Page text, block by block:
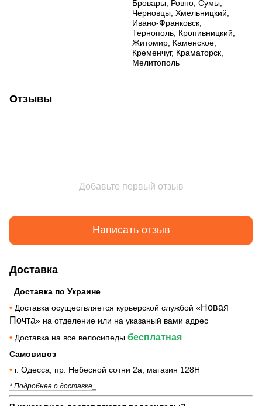
Бровары, Ровно, Сумы,
Черновцы, Хмельницкий,
Ивано-Франковск,
Тернополь, Кропивницкий,
Житомир, Каменское,
Кременчуг, Краматорск,
Мелитополь
Отзывы
Добавьте первый отзыв
Написать отзыв
Доставка
Доставка по Украине
• Доставка осуществляется курьерской службой «Новая
Почта» на отделение или на указаный вами адрес
• Доставка на все велосипеды бесплатная
Самовивоз
• г. Одесса, пр. Небесной сотни 2а, магазин 128Н
* Подробнее о доставке_